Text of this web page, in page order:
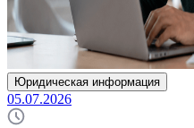
Юридическая информация
05.07.2026